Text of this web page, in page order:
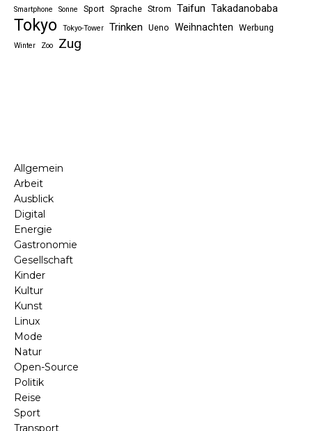
Smartphone Sonne Sport Sprache Strom Taifun Takadanobaba
Tokyo Tokyo-Tower Trinken Ueno Weihnachten Werbung
Winter Zoo Zug
Allgemein
Arbeit
Ausblick
Digital
Energie
Gastronomie
Gesellschaft
Kinder
Kultur
Kunst
Linux
Mode
Natur
Open-Source
Politik
Reise
Sport
Transport